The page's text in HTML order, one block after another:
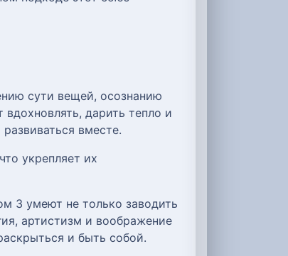
сути вещей, осознанию
дарить тепло и
вместе.
укрепляет их
3 умеют не только заводить
артистизм и воображение
и быть собой.